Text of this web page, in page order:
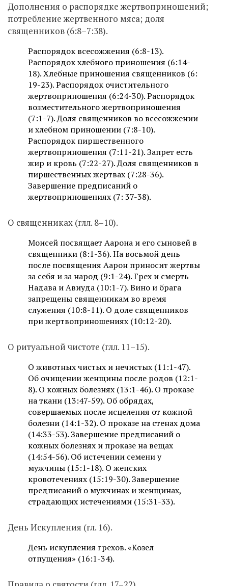
Дополнения о распорядке жертвоприношений;
потребление жертвенного мяса; доля
священников (6:8–7:38).
Распорядок всесожжения (6:8-13).
Распорядок хлебного приношения (6:14-
18). Хлебные приношения священников (6:
19-23). Распорядок очистительного
жертвоприношения (6:24-30). Распорядок
возместительного жертвоприношения
(7:1-7). Доля священников во всесожжении
и хлебном приношении (7:8-10).
Распорядок пиршественного
жертвоприношения (7:11-21). Запрет есть
жир и кровь (7:22-27). Доля священников в
пиршественных жертвах (7:28-36).
Завершение предписаний о
жертвоприношениях (7: 37-38).
О священниках (глл. 8–10).
Моисей посвящает Аарона и его сыновей в
священники (8:1-36). На восьмой день
после посвящения Аарон приносит жертвы
за себя и за народ (9:1-24). Грех и смерть
Надава и Авиуда (10:1-7). Вино и брага
запрещены священникам во время
служения (10:8-11). О доле священников
при жертвоприношениях (10:12-20).
О ритуальной чистоте (глл. 11–15).
О животных чистых и нечистых (11:1-47).
Об очищении женщины после родов (12:1-
8). О кожных болезнях (13:1-46). О проказе
на ткани (13:47-59). Об обрядах,
совершаемых после исцеления от кожной
болезни (14:1-32). О проказе на стенах дома
(14:33-53). Завершение предписаний о
кожных болезнях и проказе на вещах
(14:54-56). Об истечении семени у
мужчины (15:1-18). О женских
кровотечениях (15:19-30). Завершение
предписаний о мужчинах и женщинах,
страдающих истечениями (15:31-33).
День Искупления (гл. 16).
День искупления грехов. «Козел
отпущения» (16:1-34).